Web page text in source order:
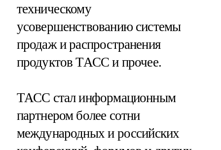
техническому
усовершенствованию системы
продаж и распространения
продуктов ТАСС и прочее.
ТАСС стал информационным
партнером более сотни
международных и российских